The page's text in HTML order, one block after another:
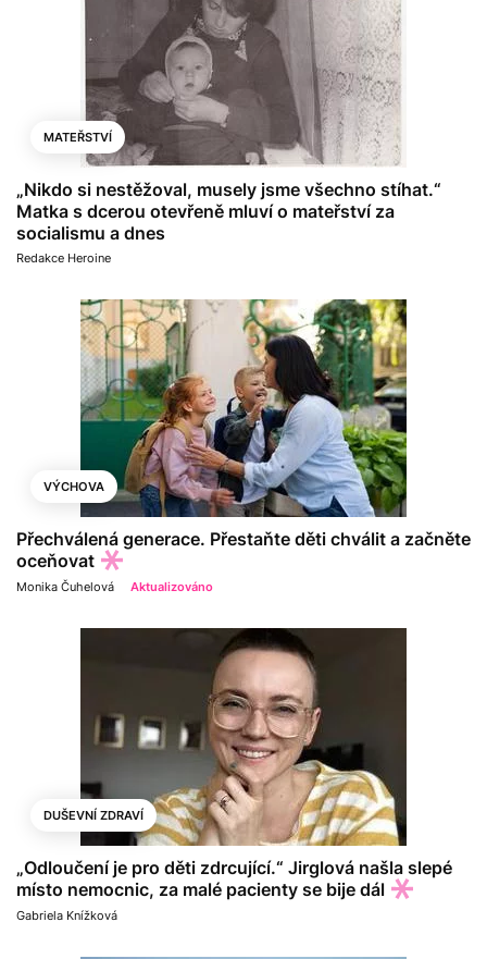
MATEŘSTVÍ
„Nikdo si nestěžoval, musely jsme všechno stíhat.“
Matka s dcerou otevřeně mluví o mateřství za
socialismu a dnes
Redakce Heroine
VÝCHOVA
Přechválená generace. Přestaňte děti chválit a začněte
oceňovat
Monika Čuhelová Aktualizováno
DUŠEVNÍ ZDRAVÍ
„Odloučení je pro děti zdrcující.“ Jirglová našla slepé
místo nemocnic, za malé pacienty se bije dál
Gabriela Knížková